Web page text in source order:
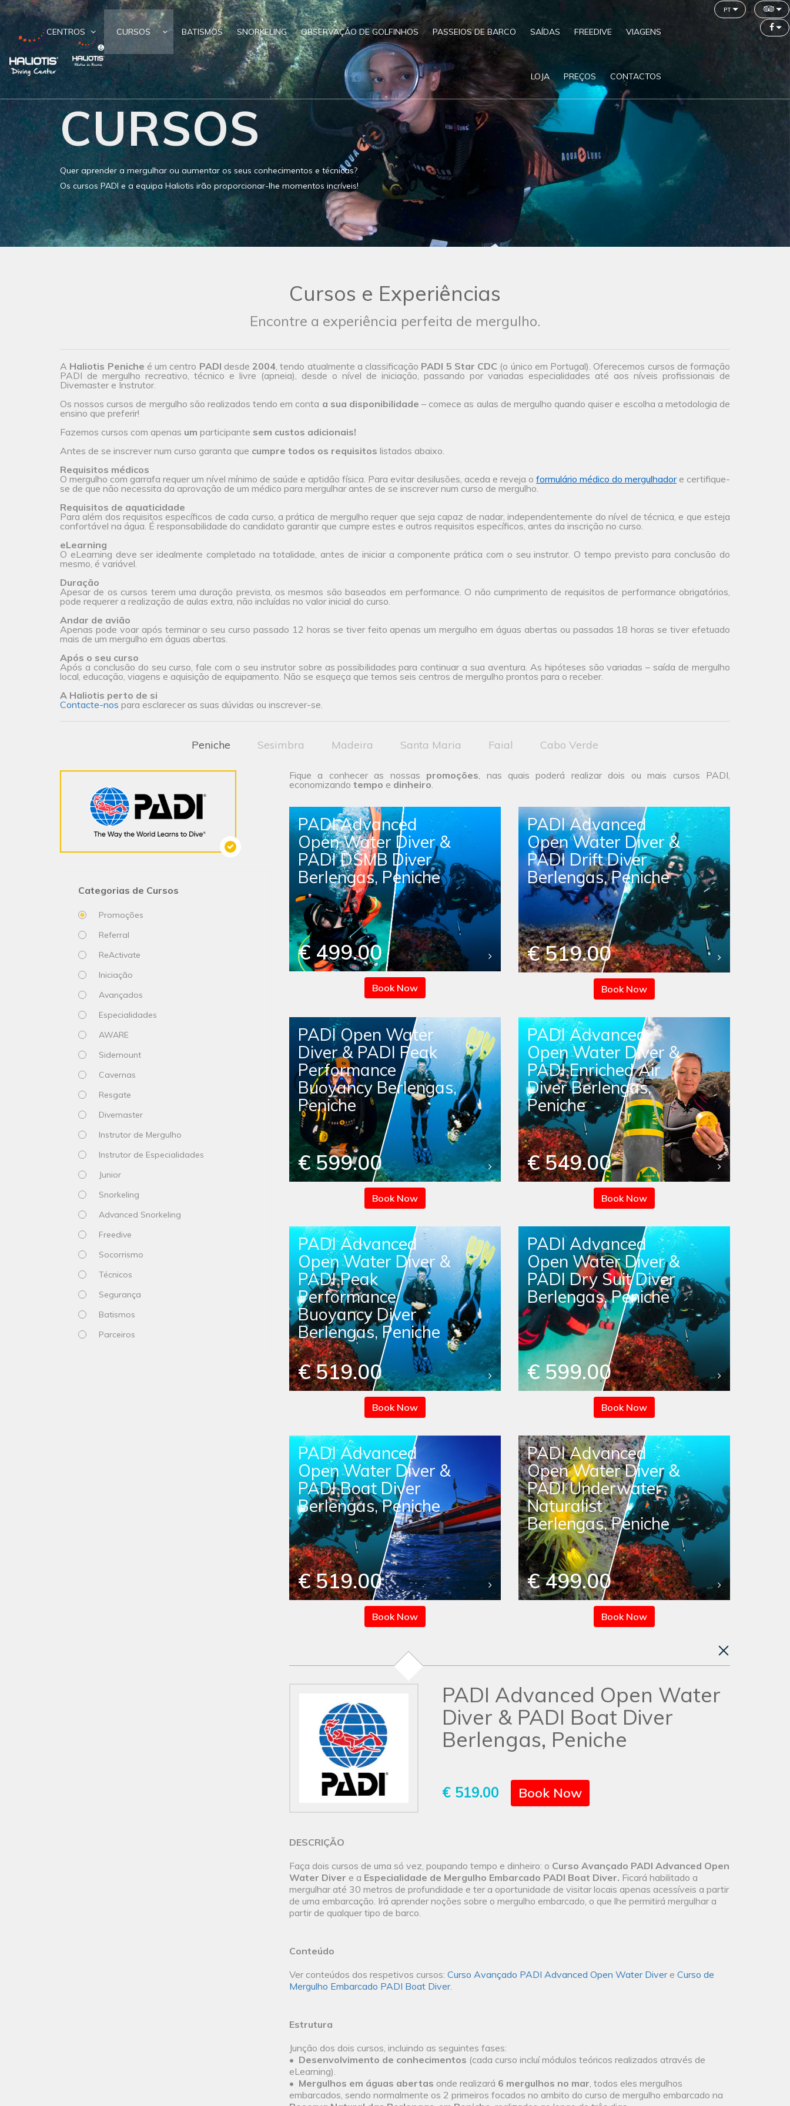
CENTROS CURSOS BATISMOS SNORKELING OBSERVAÇÃO DE GOLFINHOS PASSEIOS DE BARCO SAÍDAS FREEDIVE VIAGENS
LOJA PREÇOS CONTACTOS
pt
CURSOS
Quer aprender a mergulhar ou aumentar os seus conhecimentos e técnicas?
Os cursos PADI e a equipa Haliotis irão proporcionar-lhe momentos incríveis!
Cursos e Experiências
Encontre a experiência perfeita de mergulho.
A Haliotis Peniche é um centro PADI desde 2004, tendo atualmente a classificação PADI 5 Star CDC (o único em Portugal). Oferecemos cursos de formação
PADI de mergulho recreativo, técnico e livre (apneia), desde o nível de iniciação, passando por variadas especialidades até aos níveis profissionais de
Divemaster e Instrutor.
Os nossos cursos de mergulho são realizados tendo em conta a sua disponibilidade – comece as aulas de mergulho quando quiser e escolha a metodologia de
ensino que preferir!
Fazemos cursos com apenas um participante sem custos adicionais!
Antes de se inscrever num curso garanta que cumpre todos os requisitos listados abaixo.
Requisitos médicos
O mergulho com garrafa requer um nível mínimo de saúde e aptidão física. Para evitar desilusões, aceda e reveja o formulário médico do mergulhadore certifique-
se de que não necessita da aprovação de um médico para mergulhar antes de se inscrever num curso de mergulho.
Requisitos de aquaticidade
Para além dos requisitos específicos de cada curso, a prática de mergulho requer que seja capaz de nadar, independentemente do nível de técnica, e que esteja
confortável na água. É responsabilidade do candidato garantir que cumpre estes e outros requisitos específicos, antes da inscrição no curso.
eLearning
O eLearning deve ser idealmente completado na totalidade, antes de iniciar a componente prática com o seu instrutor. O tempo previsto para conclusão do
mesmo, é variável.
Duração
Apesar de os cursos terem uma duração prevista, os mesmos são baseados em performance. O não cumprimento de requisitos de performance obrigatórios,
pode requerer a realização de aulas extra, não incluídas no valor inicial do curso.
Andar de avião
Apenas pode voar após terminar o seu curso passado 12 horas se tiver feito apenas um mergulho em águas abertas ou passadas 18 horas se tiver efetuado
mais de um mergulho em águas abertas.
Após o seu curso
Após a conclusão do seu curso, fale com o seu instrutor sobre as possibilidades para continuar a sua aventura. As hipóteses são variadas – saída de mergulho
local, educação, viagens e aquisição de equipamento. Não se esqueça que temos seis centros de mergulho prontos para o receber.
A Haliotis perto de si
Contacte-nos para esclarecer as suas dúvidas ou inscrever-se.
Peniche Sesimbra Madeira Santa Maria Faial Cabo Verde
Categorias de Cursos
Promoções
Referral
ReActivate
Iniciação
Avançados
Especialidades
AWARE
Sidemount
Cavernas
Resgate
Divemaster
Instrutor de Mergulho
Instrutor de Especialidades
Junior
Snorkeling
Advanced Snorkeling
Freedive
Socorrismo
Técnicos
Segurança
Batismos
Parceiros
Fique a conhecer as nossas promoções, nas quais poderá realizar dois ou mais cursos PADI,
economizando tempo e dinheiro.
PADI Advanced
Open Water Diver &
PADI DSMB Diver
Berlengas, Peniche
€ 499.00
Book Now
PADI Advanced
Open Water Diver &
PADI Drift Diver
Berlengas, Peniche
€ 519.00
Book Now
PADI Open Water
Diver & PADI Peak
Performance
Buoyancy Berlengas,
Peniche
€ 599.00
Book Now
PADI Advanced
Open Water Diver &
PADI Enriched Air
Diver Berlengas,
Peniche
€ 549.00
Book Now
PADI Advanced
Open Water Diver &
PADI Peak
Performance
Buoyancy Diver
Berlengas, Peniche
€ 519.00
Book Now
PADI Advanced
Open Water Diver &
PADI Dry Suit Diver
Berlengas, Peniche
€ 599.00
Book Now
PADI Advanced
Open Water Diver &
PADI Boat Diver
Berlengas, Peniche
€ 519.00
Book Now
PADI Advanced
Open Water Diver &
PADI Underwater
Naturalist
Berlengas, Peniche
€ 499.00
Book Now
PADI Advanced Open Water
Diver & PADI Boat Diver
Berlengas, Peniche
€ 519.00 Book Now
DESCRIÇÃO
Faça dois cursos de uma só vez, poupando tempo e dinheiro: o Curso Avançado PADI Advanced Open
Water Diver e a Especialidade de Mergulho Embarcado PADI Boat Diver. Ficará habilitado a
mergulhar até 30 metros de profundidade e ter a oportunidade de visitar locais apenas acessíveis a partir
de uma embarcação. Irá aprender noções sobre o mergulho embarcado, o que lhe permitirá mergulhar a
partir de qualquer tipo de barco.
Conteúdo
Ver conteúdos dos respetivos cursos: Curso Avançado PADI Advanced Open Water Divere Curso de
Mergulho Embarcado PADI Boat Diver.
Estrutura
Junção dos dois cursos, incluindo as seguintes fases:
• Desenvolvimento de conhecimentos (cada curso incluí módulos teóricos realizados através de
eLearning).
• Mergulhos em águas abertas onde realizará 6 mergulhos no mar, todos eles mergulhos
embarcados, sendo normalmente os 2 primeiros focados no ambito do curso de mergulho embarcado na